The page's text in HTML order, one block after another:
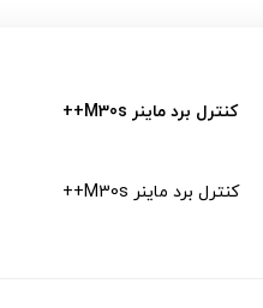
کنترل برد ماینر M30s++
کنترل برد ماینر M30s++